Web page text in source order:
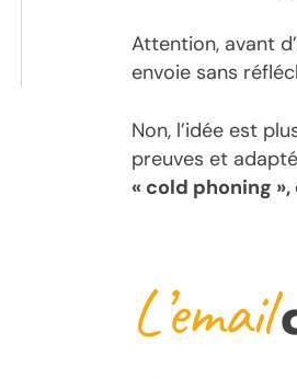
Attention, avant
envoie sans
Non, l’idée est
preuves et
« cold phoning »,
L’email